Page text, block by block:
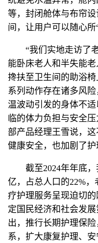
等，封闭舱体与布帘
间，让用户可以随心所“
“我们实地走访了老
能卧床老人和半失能
搀扶至卫生间的助浴
系列动作存在诸多风
温波动引发的身体不
临的体力负担与安全
部产品经理王雪说，
健康安全，也加剧了护
截至2024年年底，
亿，占总人口的22%
疗护理服务呈现迫切
定国民经济和社会发
出，推行长期护理保
系，扩大康复护理、安